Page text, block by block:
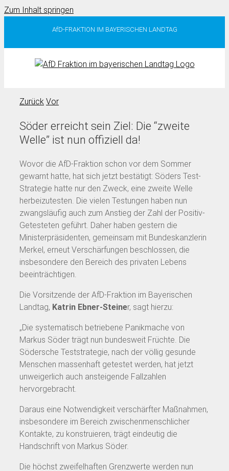
Zum Inhalt springen
AfD-FRAKTION IM BAYERISCHEN LANDTAG
Zurück Vor
Söder erreicht sein Ziel: Die “zweite
Welle” ist nun offiziell da!
Wovor die AfD-Fraktion schon vor dem Sommer
gewarnt hatte, hat sich jetzt bestätigt: Söders Test-
Strategie hatte nur den Zweck, eine zweite Welle
herbeizutesten. Die vielen Testungen haben nun
zwangsläufig auch zum Anstieg der Zahl der Positiv-
Getesteten geführt. Daher haben gestern die
Ministerpräsidenten, gemeinsam mit Bundeskanzlerin
Merkel, erneut Verschärfungen beschlossen, die
insbesondere den Bereich des privaten Lebens
beeinträchtigen.
Die Vorsitzende der AfD-Fraktion im Bayerischen
Landtag, Katrin Ebner-Steiner, sagt hierzu:
„Die systematisch betriebene Panikmache von
Markus Söder trägt nun bundesweit Früchte. Die
Södersche Teststrategie, nach der völlig gesunde
Menschen massenhaft getestet werden, hat jetzt
unweigerlich auch ansteigende Fallzahlen
hervorgebracht.
Daraus eine Notwendigkeit verschärfter Maßnahmen,
insbesondere im Bereich zwischenmenschlicher
Kontakte, zu konstruieren, trägt eindeutig die
Handschrift von Markus Söder.
Die höchst zweifelhaften Grenzwerte werden nun